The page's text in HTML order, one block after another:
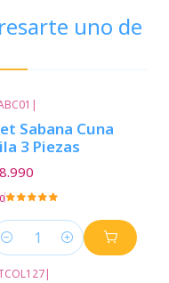
uno de
|
Sabana Cuna
3 Piezas
|